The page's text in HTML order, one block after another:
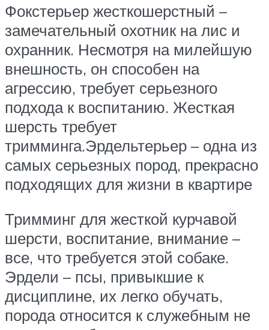
Фокстерьер жесткошерстный –
замечательный охотник на лис и
охранник. Несмотря на милейшую
внешность, он способен на
агрессию, требует серьезного
подхода к воспитанию. Жесткая
шерсть требует
тримминга.Эрдельтерьер – одна из
самых серьезных пород, прекрасно
подходящих для жизни в квартире
Тримминг для жесткой курчавой
шерсти, воспитание, внимание –
все, что требуется этой собаке.
Эрдели – псы, привыкшие к
дисциплине, их легко обучать,
порода относится к служебным не